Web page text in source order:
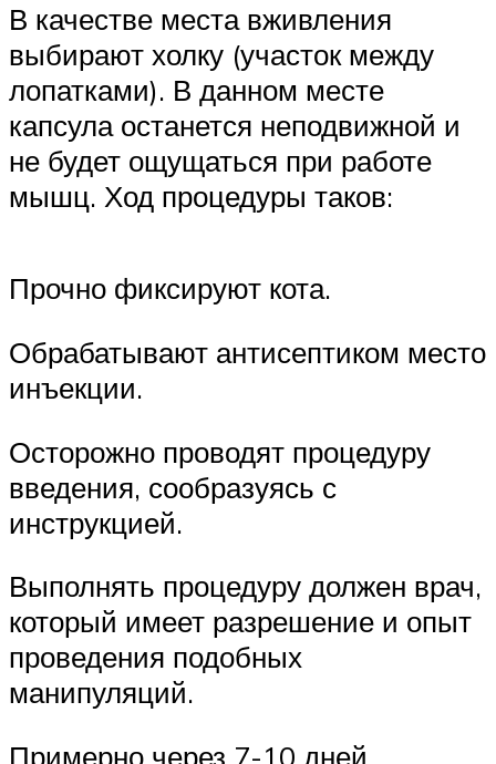
В качестве места вживления
выбирают холку (участок между
лопатками). В данном месте
капсула останется неподвижной и
не будет ощущаться при работе
мышц. Ход процедуры таков:
Прочно фиксируют кота.
Обрабатывают антисептиком место
инъекции.
Осторожно проводят процедуру
введения, сообразуясь с
инструкцией.
Выполнять процедуру должен врач,
который имеет разрешение и опыт
проведения подобных
манипуляций.
Примерно через 7-10 дней